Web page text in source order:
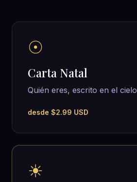
☉
Carta Natal
Quién eres, escrito en el cielo
desde $2.99 USD
☀